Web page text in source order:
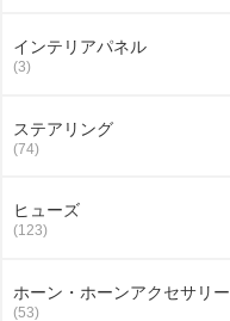
インテリアパネル
(3)
ステアリング
(74)
ヒューズ
(123)
ホーン・ホーンアクセサリー
(53)